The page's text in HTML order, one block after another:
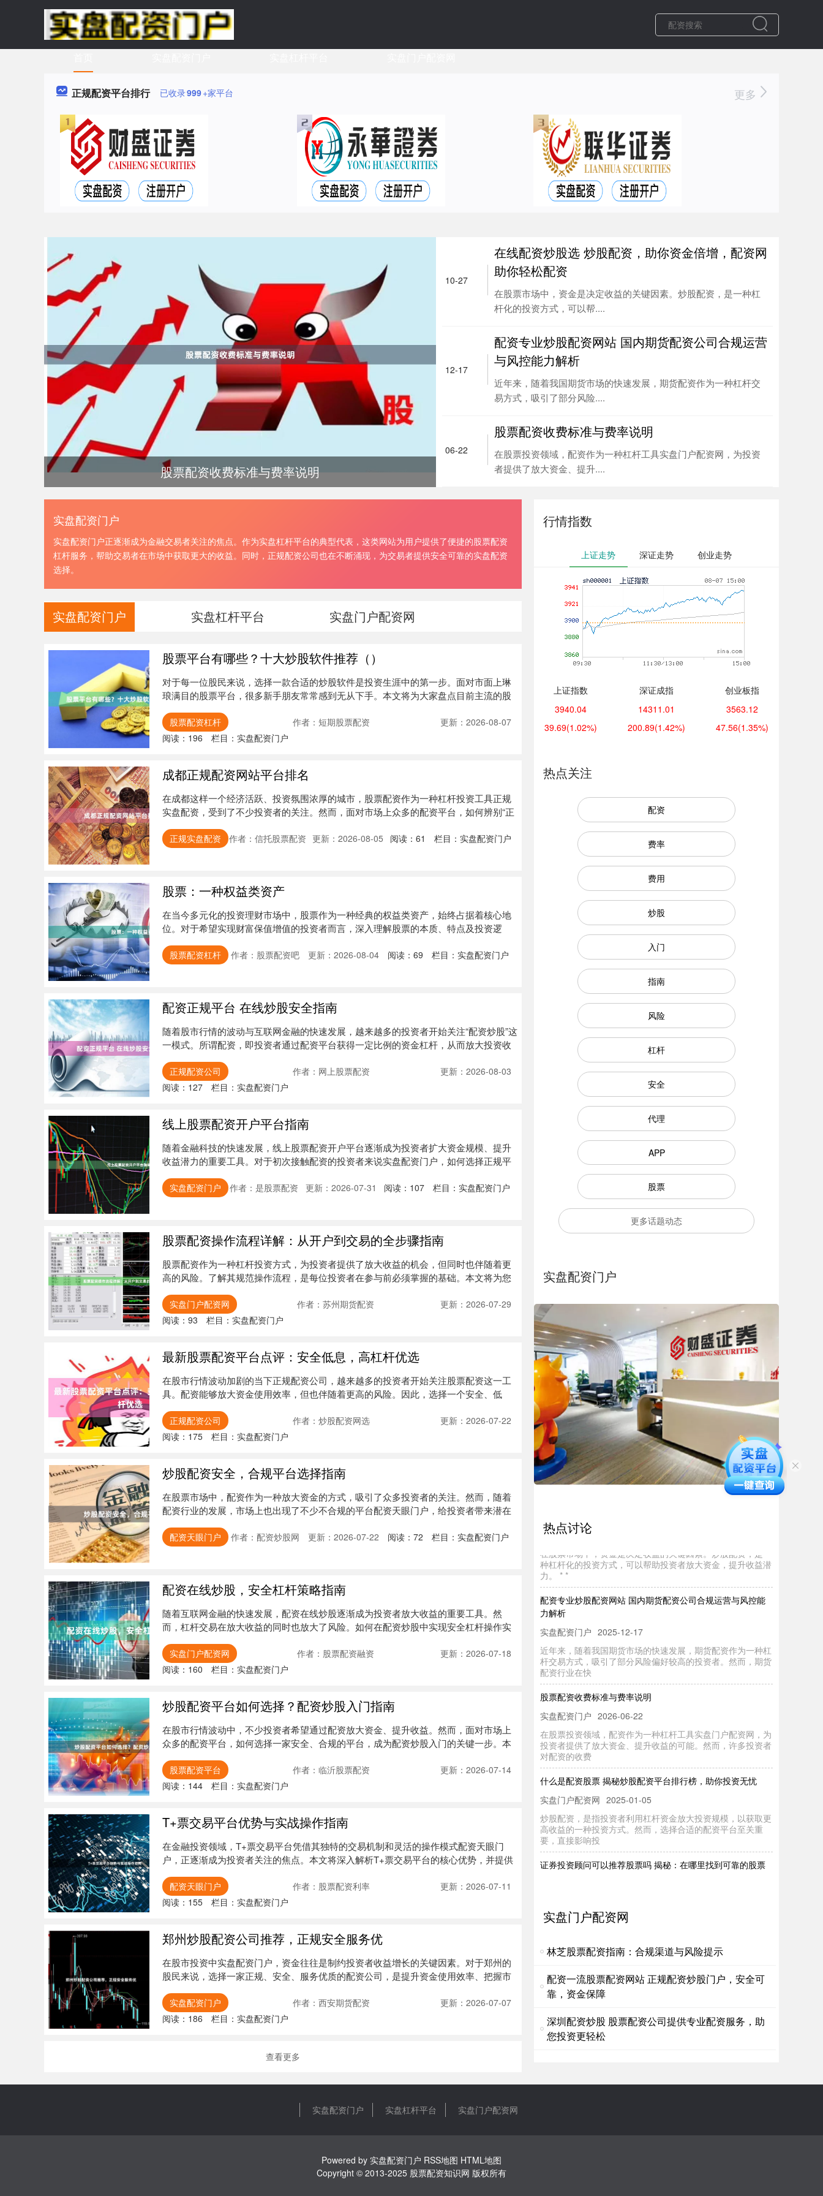
正规配资平台排行 已收录999+家平台 更多
股票配资收费标准与费率说明
10-27
在线配资炒股选 炒股配资，助你资金倍增，配资网
助你轻松配资
在股票市场中，资金是决定收益的关键因素。炒股配资，是一种杠
杆化的投资方式，可以帮....
12-17
配资专业炒股配资网站 国内期货配资公司合规运营
与风控能力解析
近年来，随着我国期货市场的快速发展，期货配资作为一种杠杆交
易方式，吸引了部分风险....
06-22
股票配资收费标准与费率说明
在股票投资领域，配资作为一种杠杆工具实盘门户配资网，为投资
者提供了放大资金、提升....
实盘配资门户
实盘配资门户正逐渐成为金融交易者关注的焦点。作为实盘杠杆平台的典型代表，这类网站为用户提供了便捷的股票配资
杠杆服务，帮助交易者在市场中获取更大的收益。同时，正规配资公司也在不断涌现，为交易者提供安全可靠的实盘配资
选择。
实盘配资门户 实盘杠杆平台 实盘门户配资网
股票平台有哪些？十大炒股软件推荐（）
对于每一位股民来说，选择一款合适的炒股软件是投资生涯中的第一步。面对市面上琳
琅满目的股票平台，很多新手朋友常常感到无从下手。本文将为大家盘点目前主流的股
股票配资杠杆 作者：短期股票配资
更新：2026-08-07
阅读： 196 栏目： 实盘配资门户
成都正规配资网站平台排名
在成都这样一个经济活跃、投资氛围浓厚的城市，股票配资作为一种杠杆投资工具正规
实盘配资，受到了不少投资者的关注。然而，面对市场上众多的配资平台，如何辨别“正
正规实盘配资 作者：信托股票配资 更新：2026-08-05 阅读： 61 栏目： 实盘配资门户
股票：一种权益类资产
在当今多元化的投资理财市场中，股票作为一种经典的权益类资产，始终占据着核心地
位。对于希望实现财富保值增值的投资者而言，深入理解股票的本质、特点及投资逻
股票配资杠杆 作者：股票配资吧 更新：2026-08-04 阅读： 69 栏目： 实盘配资门户
配资正规平台 在线炒股安全指南
随着股市行情的波动与互联网金融的快速发展，越来越多的投资者开始关注“配资炒股”这
一模式。所谓配资，即投资者通过配资平台获得一定比例的资金杠杆，从而放大投资收
正规配资公司 作者：网上股票配资
更新：2026-08-03
阅读： 127 栏目： 实盘配资门户
线上股票配资开户平台指南
随着金融科技的快速发展，线上股票配资开户平台逐渐成为投资者扩大资金规模、提升
收益潜力的重要工具。对于初次接触配资的投资者来说实盘配资门户，如何选择正规平
实盘配资门户 作者：是股票配资 更新：2026-07-31 阅读： 107 栏目： 实盘配资门户
股票配资操作流程详解：从开户到交易的全步骤指南
股票配资作为一种杠杆投资方式，为投资者提供了放大收益的机会，但同时也伴随着更
高的风险。了解其规范操作流程，是每位投资者在参与前必须掌握的基础。本文将为您
实盘门户配资网 作者：苏州期货配资
更新：2026-07-29
阅读： 93 栏目： 实盘配资门户
最新股票配资平台点评：安全低息，高杠杆优选
在股市行情波动加剧的当下正规配资公司，越来越多的投资者开始关注股票配资这一工
具。配资能够放大资金使用效率，但也伴随着更高的风险。因此，选择一个安全、低
正规配资公司 作者：炒股配资网选
更新：2026-07-22
阅读： 175 栏目： 实盘配资门户
炒股配资安全，合规平台选择指南
在股票市场中，配资作为一种放大资金的方式，吸引了众多投资者的关注。然而，随着
配资行业的发展，市场上也出现了不少不合规的平台配资天眼门户，给投资者带来潜在
配资天眼门户 作者：配资炒股网 更新：2026-07-22 阅读： 72 栏目： 实盘配资门户
配资在线炒股，安全杠杆策略指南
随着互联网金融的快速发展，配资在线炒股逐渐成为投资者放大收益的重要工具。然
而，杠杆交易在放大收益的同时也放大了风险。如何在配资炒股中实现安全杠杆操作实
实盘门户配资网 作者：股票配资融资
更新：2026-07-18
阅读： 160 栏目： 实盘配资门户
炒股配资平台如何选择？配资炒股入门指南
在股市行情波动中，不少投资者希望通过配资放大资金、提升收益。然而，面对市场上
众多的配资平台，如何选择一家安全、合规的平台，成为配资炒股入门的关键一步。本
股票配资平台 作者：临沂股票配资
更新：2026-07-14
阅读： 144 栏目： 实盘配资门户
T+票交易平台优势与实战操作指南
在金融投资领域，T+票交易平台凭借其独特的交易机制和灵活的操作模式配资天眼门
户，正逐渐成为投资者关注的焦点。本文将深入解析T+票交易平台的核心优势，并提供
配资天眼门户 作者：股票配资利率
更新：2026-07-11
阅读： 155 栏目： 实盘配资门户
郑州炒股配资公司推荐，正规安全服务优
在股市投资中实盘配资门户，资金往往是制约投资者收益增长的关键因素。对于郑州的
股民来说，选择一家正规、安全、服务优质的配资公司，是提升资金使用效率、把握市
实盘配资门户 作者：西安期货配资
更新：2026-07-07
阅读： 186 栏目： 实盘配资门户
查看更多
行情指数
上证走势 深证走势 创业走势
上证指数
3940.04
39.69(1.02%)
深证成指
14311.01
200.89(1.42%)
创业板指
3563.12
47.56(1.35%)
热点关注
配资
费率
费用
炒股
入门
指南
风险
杠杆
安全
代理
APP
股票
更多话题动态
实盘配资门户
热点讨论
线上股票配资开户指南：安全平台与操作流程
实盘杠杆平台 2026-07-31
随着互联网金融的快速发展，线上股票配资逐渐成为投资者放
大收益的重要工具。然而，面对市场上众多的配资平台，如何
选择安全可靠
在线配资炒股选 炒股配资，助你资金倍增，配资网助你轻松
实盘杠杆平台
在股票市场中，资金是决定收益的关键因素。炒股配资，是一
力。 * *
配资专业炒股配资网站 国内期货配资公司合规运营与风控能
力解析
实盘配资门户
近年来，随着我国期货市场的快速发展，期货配资作为一种杠
杆交易方式，吸引了部分风险偏好较高的投资者。然而，期货
配资行业在快
股票配资收费标准与费率说明
实盘配资门户 2026-06-22
在股票投资领域，配资作为一种杠杆工具实盘门户配资网，为
投资者提供了放大资金、提升收益的可能。然而，许多投资者
对配资的收费
什么是配资股票 揭秘炒股配资平台排行榜，助你投资无忧
实盘门户配资网 2025-01-05
炒股配资，是指投资者利用杠杆资金放大投资规模，以获取更
高收益的一种投资方式。然而，选择合适的配资平台至关重
要，直接影响投
证券投资顾问可以推荐股票吗 揭秘：在哪里找到可靠的股票
配资平台
择一个可靠的配资平台至关重要。以下是一些寻找可靠配资平
台的秘诀：
期货配资招聘 商品期货配资：助力资金放大，提升收益空间
商品期货配资是一种金融杠杆工具期货配资招聘，允许投资者
以较小的自有资金撬动更大的资金进行商品期货交易。通过配
股票配资哪家专业 股票配资条件：入门门槛及申请要求
实盘门户配资网
林芝股票配资指南：合规渠道与风险提示
配资一流股票配资网站 正规配资炒股门户，安全可
靠，资金保障
深圳配资炒股 股票配资公司提供专业配资服务，助
您投资更轻松
实盘配资门户 实盘杠杆平台 实盘门户配资网
Powered by 实盘配资门户 RSS地图 HTML地图
Copyright © 2013-2025 股票配资知识网 版权所有